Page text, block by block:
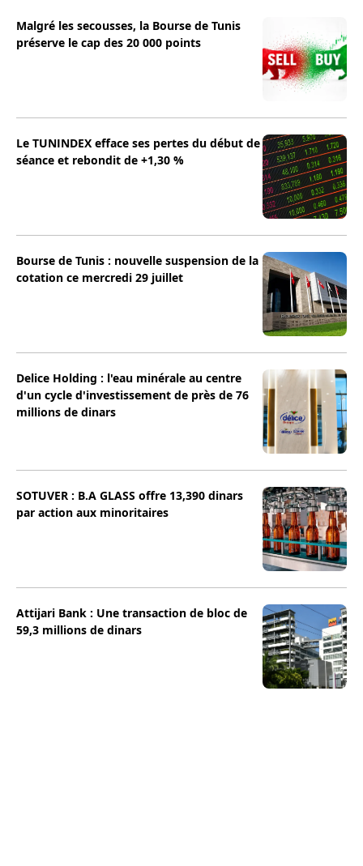
Malgré les secousses, la Bourse de Tunis
préserve le cap des 20 000 points
Le TUNINDEX efface ses pertes du début de
séance et rebondit de +1,30 %
Bourse de Tunis : nouvelle suspension de la
cotation ce mercredi 29 juillet
Delice Holding : l'eau minérale au centre
d'un cycle d'investissement de près de 76
millions de dinars
SOTUVER : B.A GLASS offre 13,390 dinars
par action aux minoritaires
Attijari Bank : Une transaction de bloc de
59,3 millions de dinars